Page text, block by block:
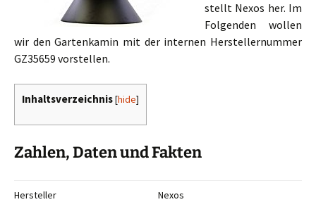
stellt Nexos her. Im
Folgenden wollen
wir den Gartenkamin mit der internen Herstellernummer
GZ35659 vorstellen.
Inhaltsverzeichnis[hide]
Zahlen, Daten und Fakten
Hersteller Nexos